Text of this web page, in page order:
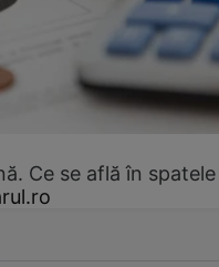
Ce se află în spatele